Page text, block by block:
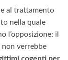
al trattamento
nella quale
l’opposizione: il
non verrebbe